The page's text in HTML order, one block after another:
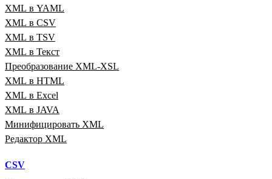
XML в YAML
XML в CSV
XML в TSV
XML в Текст
Преобразование XML‑XSL
XML в HTML
XML в Excel
XML в JAVA
Минифицировать XML
Редактор XML
CSV